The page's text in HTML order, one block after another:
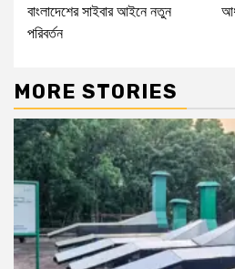
বাংলাদেশের সাইবার আইনে নতুন
পরিবর্তন
MORE STORIES